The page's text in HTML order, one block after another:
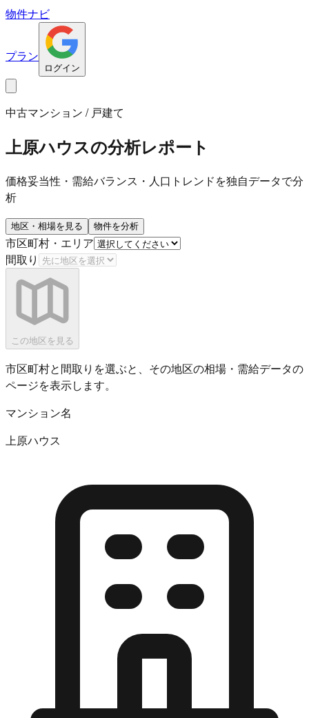
物件ナビ
プラン
ログイン
中古マンション / 戸建て
上原ハウスの分析レポート
価格妥当性・需給バランス・人口トレンドを独自データで分
析
地区・相場を見る 物件を分析
市区町村・エリア
間取り
この地区を見る
市区町村と間取りを選ぶと、その地区の相場・需給データの
ページを表示します。
マンション名
上原ハウス